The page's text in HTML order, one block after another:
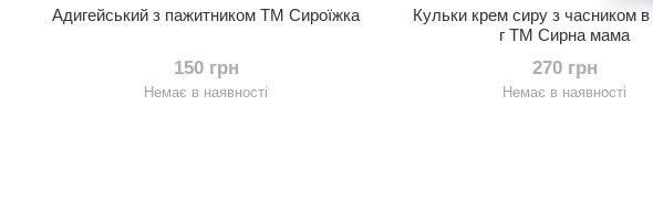
Адигейський з пажитником ТМ Сироїжка
150 грн
Немає в наявності
Кульки крем сиру з часником в
г ТМ Сирна мама
270 грн
Немає в наявності